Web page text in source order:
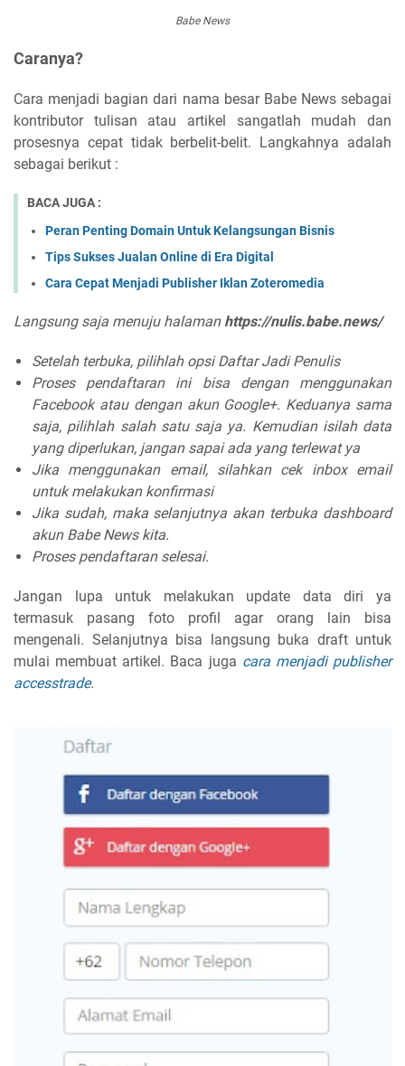
Babe News
Caranya?
Cara menjadi bagian dari nama besar Babe News sebagai
kontributor tulisan atau artikel sangatlah mudah dan
prosesnya cepat tidak berbelit-belit. Langkahnya adalah
sebagai berikut :
BACA JUGA :
Peran Penting Domain Untuk Kelangsungan Bisnis
Tips Sukses Jualan Online di Era Digital
Cara Cepat Menjadi Publisher Iklan Zoteromedia
Langsung saja menuju halaman https://nulis.babe.news/
Setelah terbuka, pilihlah opsi Daftar Jadi Penulis
Proses pendaftaran ini bisa dengan menggunakan
Facebook atau dengan akun Google+. Keduanya sama
saja, pilihlah salah satu saja ya. Kemudian isilah data
yang diperlukan, jangan sapai ada yang terlewat ya
Jika menggunakan email, silahkan cek inbox email
untuk melakukan konfirmasi
Jika sudah, maka selanjutnya akan terbuka dashboard
akun Babe News kita.
Proses pendaftaran selesai.
Jangan lupa untuk melakukan update data diri ya
termasuk pasang foto profil agar orang lain bisa
mengenali. Selanjutnya bisa langsung buka draft untuk
mulai membuat artikel. Baca juga cara menjadi publisher
accesstrade.